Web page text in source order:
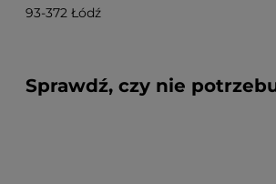
93-372 Łódź
Sprawdź, czy nie